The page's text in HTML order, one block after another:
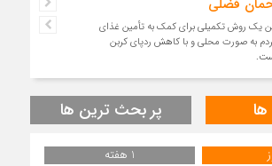
فضلی
یک روش تکمیلی برای کمک به تأمین غذای
به صورت محلی و با کاهش ردپای کربن
ها پر بحث ترین ها
1 هفته